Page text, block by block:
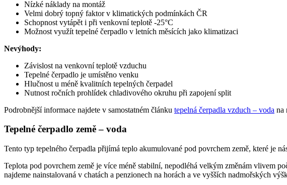
Nízké náklady na montáž
Velmi dobrý topný faktor v klimatických podmínkách ČR
Schopnost vytápět i při venkovní teplotě -25°C
Možnost využít tepelné čerpadlo v letních měsících jako klimatizaci
Nevýhody:
Závislost na venkovní teplotě vzduchu
Tepelné čerpadlo je umístěno venku
Hlučnost u méně kvalitních tepelných čerpadel
Nutnost ročních prohlídek chladivového okruhu při zapojení split
Podrobnější informace najdete v samostatném článku tepelná čerpadla vzduch – voda na
Tepelné čerpadlo země – voda
Tento typ tepelného čerpadla přijímá teplo akumulované pod povrchem země, které je
Teplota pod povrchem země je více méně stabilní, nepodléhá velkým změnám vlivem
najdeme nainstalovaná v chatách a penzionech na horách a ve vyšších nadmořských